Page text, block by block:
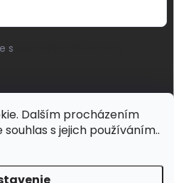
Dalším procházením
s jejich používáním..
s